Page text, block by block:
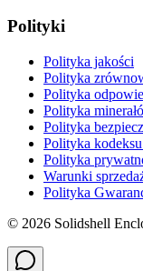
Polityki
Polityka jakości
Polityka
Polityka
Polityka
Polityka
Polityka
Polityka
Warunki
Polityka
© 2026 Solidshell